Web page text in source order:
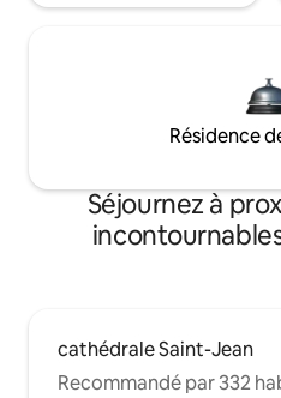
Résidence
Séjournez à
cathédrale Saint-Jean
Recommandé par 332